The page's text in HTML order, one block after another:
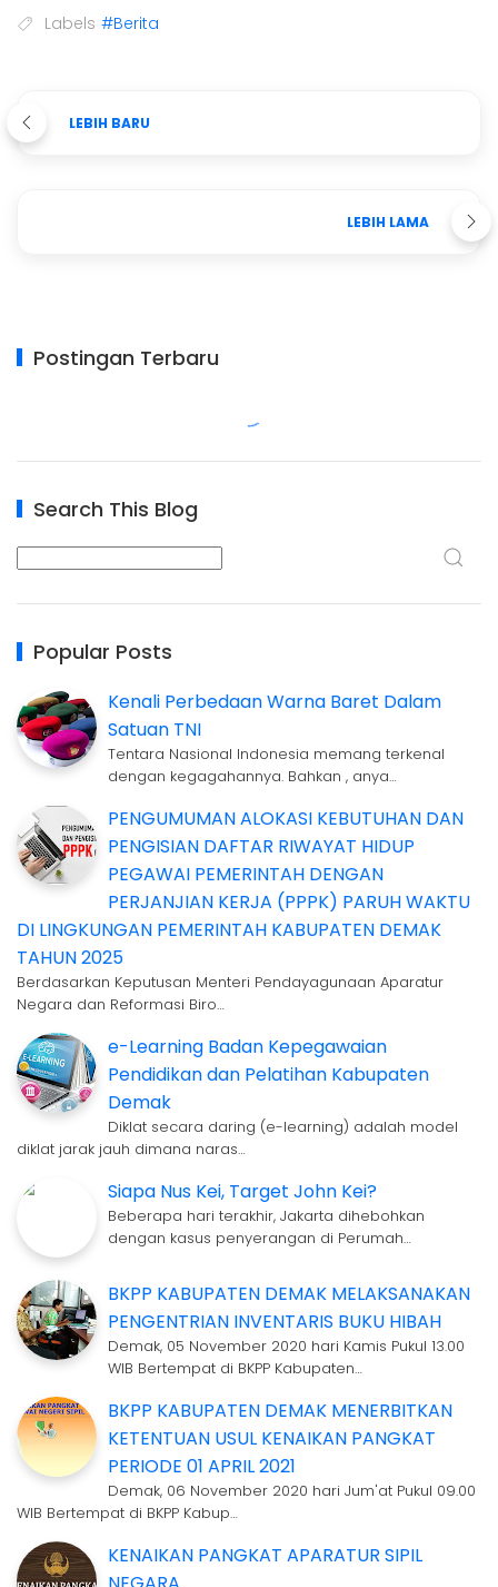
Labels #Berita
LEBIH BARU
LEBIH LAMA
Postingan Terbaru
Search This Blog
Popular Posts
Kenali Perbedaan Warna Baret Dalam
Satuan TNI
Tentara Nasional Indonesia memang terkenal
dengan kegagahannya. Bahkan , anya…
PENGUMUMAN ALOKASI KEBUTUHAN DAN
PENGISIAN DAFTAR RIWAYAT HIDUP
PEGAWAI PEMERINTAH DENGAN
PERJANJIAN KERJA (PPPK) PARUH WAKTU
DI LINGKUNGAN PEMERINTAH KABUPATEN DEMAK
TAHUN 2025
Berdasarkan Keputusan Menteri Pendayagunaan Aparatur
Negara dan Reformasi Biro…
e-Learning Badan Kepegawaian
Pendidikan dan Pelatihan Kabupaten
Demak
Diklat secara daring (e-learning) adalah model
diklat jarak jauh dimana naras…
Siapa Nus Kei, Target John Kei?
Beberapa hari terakhir, Jakarta dihebohkan
dengan kasus penyerangan di Perumah…
BKPP KABUPATEN DEMAK MELAKSANAKAN
PENGENTRIAN INVENTARIS BUKU HIBAH
Demak, 05 November 2020 hari Kamis Pukul 13.00
WIB Bertempat di BKPP Kabupaten…
BKPP KABUPATEN DEMAK MENERBITKAN
KETENTUAN USUL KENAIKAN PANGKAT
PERIODE 01 APRIL 2021
Demak, 06 November 2020 hari Jum'at Pukul 09.00
WIB Bertempat di BKPP Kabup…
KENAIKAN PANGKAT APARATUR SIPIL